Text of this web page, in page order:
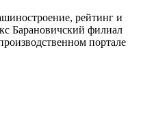
рейтинг и
Барановичский филиал
портале